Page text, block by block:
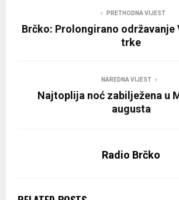
PRETHODNA VIJEST
Brčko: Prolongirano održavanje
trke
NAREDNA VIJEST
Najtoplija noć zabilježena u
augusta
Radio Brčko